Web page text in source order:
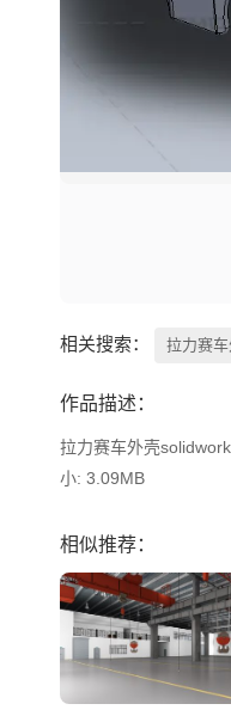
相关搜索： 拉力赛
作品描述：
拉力赛车外壳
小: 3.09MB
相似推荐：